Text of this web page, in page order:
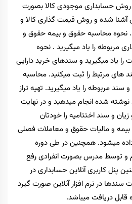
روش حسابداری موجودی کالا بصورت
آشنا شده و روش قیمت گذاری کالا و
نحوه محاسبه حقوق و بیمه حقوق و
مربوطه را یاد میگیرید . نحوه
را یاد میگیرید و سندهای خرید دارایی
های مرتبط را ثبت میکنید. محاسبه
سند مربوطه را یاد میگیرید. تهیه تراز
نوشته شده انجام میدهید و در نهایت
و سند اختتامیه را خودتان
و مالیات حقوق و معاملات فصلی
میشود. همچنین در طی دوره
و توسط مدرس بصورت انفرادی رفع
پنل کاربری آنلاین حسابداری در
سندها در نرم افزار آنلاین صورت گیرد
قابل دریافت میباشد.